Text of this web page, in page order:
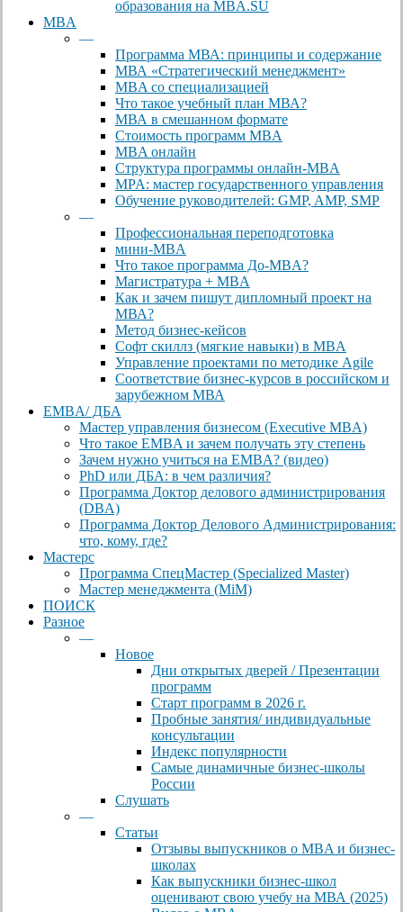
образования на MBA.SU
MBA
—
Программа МВА: принципы и содержание
МВА «Cтратегический менеджмент»
MBA со специализацией
Что такое учебный план МВА?
МВА в смешанном формате
Стоимость программ MBA
MBA онлайн
Cтруктура программы онлайн-MBA
MPA: мастер государственного управления
Обучение руководителей: GMP, AMP, SMP
—
Профессиональная переподготовка
мини-MBA
Что такое программа До-MBA?
Магистратура + MBA
Как и зачем пишут дипломный проект на
МВА?
Метод бизнес-кейсов
Софт скиллз (мягкие навыки) в MBA
Управление проектами по методике Agile
Соответствие бизнес-курсов в российском и
зарубежном МВА
EMBA/ ДБA
Мастер управления бизнесом (Executive MBA)
Что такое EMBA и зачем получать эту степень
Зачем нужно учиться на EMBA? (видео)
PhD или ДБА: в чем различия?
Программа Доктор делового администрирования
(DBА)
Программа Доктор Делового Администрирования:
что, кому, где?
Мастерс
Программа СпецМастер (Specialized Master)
Мастер менеджмента (MiM)
ПОИСК
Разное
—
Новое
Дни открытых дверей / Презентации
программ
Старт программ в 2026 г.
Пробные занятия/ индивидуальные
консультации
Индекс популярности
Самые динамичные бизнес-школы
России
Слушать
—
Статьи
Отзывы выпускников о MBA и бизнес-
школах
Как выпускники бизнес-школ
оценивают свою учебу на МВА (2025)